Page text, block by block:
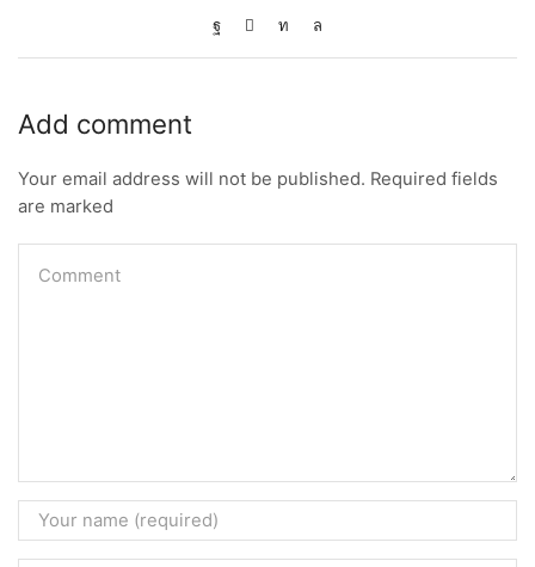
Add comment
Your email address will not be published. Required fields
are marked